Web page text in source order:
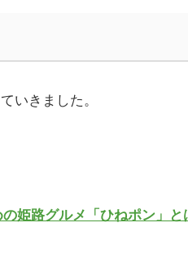
いきました。
姫路グルメ「ひねポン」と